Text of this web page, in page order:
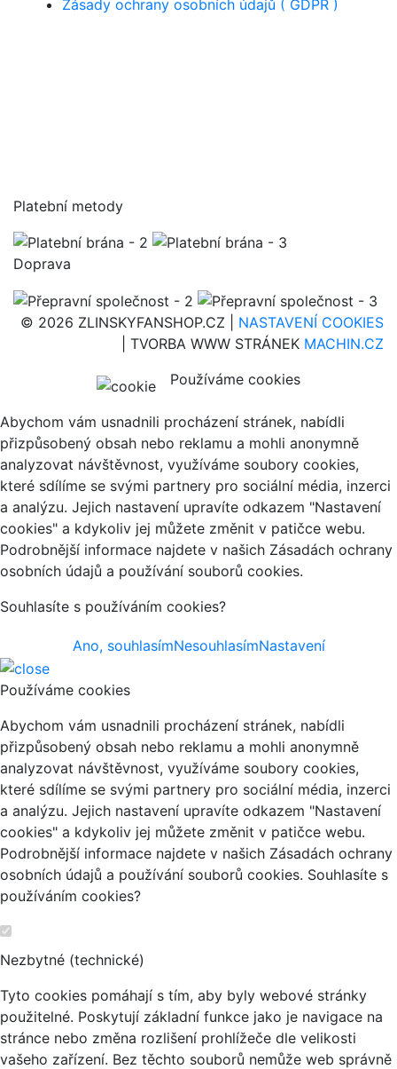
Zásady ochrany osobních údajů ( GDPR )
Platební metody
Doprava
© 2026 ZLINSKYFANSHOP.CZ | NASTAVENÍ COOKIES
| TVORBA WWW STRÁNEK MACHIN.CZ
Používáme cookies
Abychom vám usnadnili procházení stránek, nabídli
přizpůsobený obsah nebo reklamu a mohli anonymně
analyzovat návštěvnost, využíváme soubory cookies,
které sdílíme se svými partnery pro sociální média, inzerci
a analýzu. Jejich nastavení upravíte odkazem "Nastavení
cookies" a kdykoliv jej můžete změnit v patičce webu.
Podrobnější informace najdete v našich Zásadách ochrany
osobních údajů a používání souborů cookies.
Souhlasíte s používáním cookies?
Ano, souhlasímNesouhlasímNastavení
Používáme cookies
Abychom vám usnadnili procházení stránek, nabídli
přizpůsobený obsah nebo reklamu a mohli anonymně
analyzovat návštěvnost, využíváme soubory cookies,
které sdílíme se svými partnery pro sociální média, inzerci
a analýzu. Jejich nastavení upravíte odkazem "Nastavení
cookies" a kdykoliv jej můžete změnit v patičce webu.
Podrobnější informace najdete v našich Zásadách ochrany
osobních údajů a používání souborů cookies. Souhlasíte s
používáním cookies?
Nezbytné (technické)
Tyto cookies pomáhají s tím, aby byly webové stránky
použitelné. Poskytují základní funkce jako je navigace na
stránce nebo změna rozlišení prohlížeče dle velikosti
vašeho zařízení. Bez těchto souborů nemůže web správně